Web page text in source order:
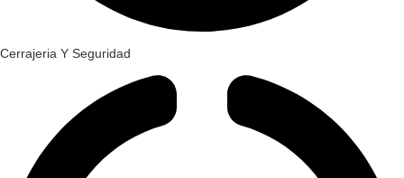
Cerrajeria Y Seguridad